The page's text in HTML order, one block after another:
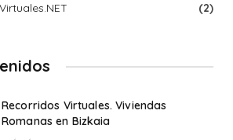
(2)
Recorridos Virtuales. Viviendas
Romanas en Bizkaia